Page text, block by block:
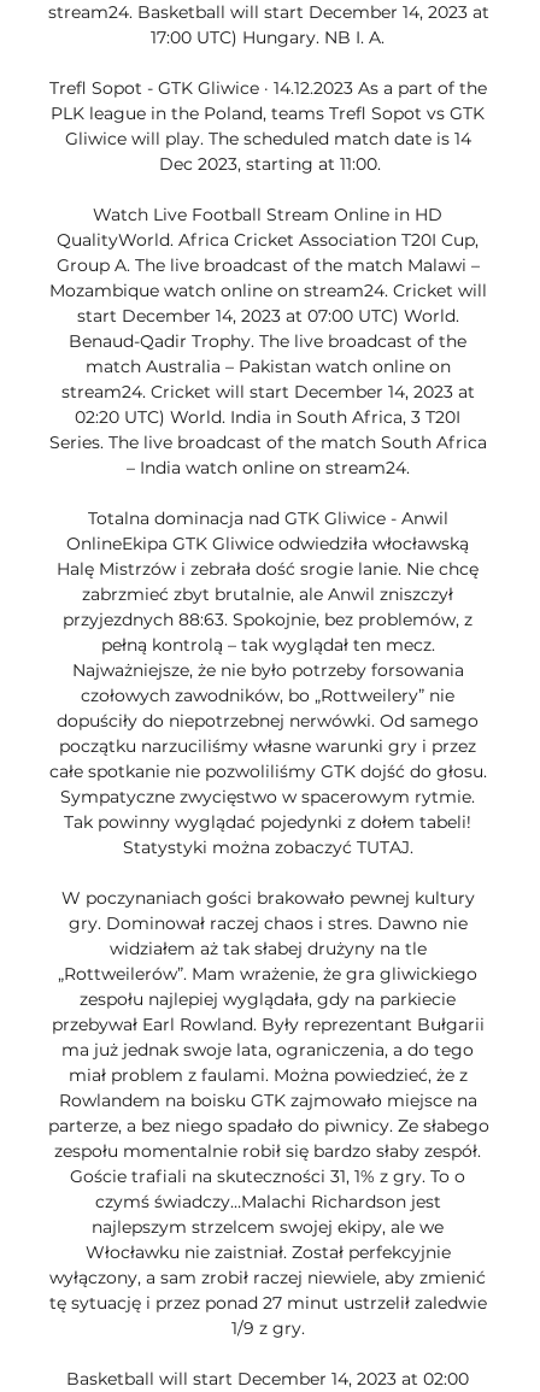
stream24. Basketball will start December 14, 2023 at
17:00 UTC) Hungary. NB I. A.
Trefl Sopot - GTK Gliwice · 14.12.2023 As a part of the
PLK league in the Poland, teams Trefl Sopot vs GTK
Gliwice will play. The scheduled match date is 14
Dec 2023, starting at 11:00.
Watch Live Football Stream Online in HD
QualityWorld. Africa Cricket Association T20I Cup,
Group A. The live broadcast of the match Malawi –
Mozambique watch online on stream24. Cricket will
start December 14, 2023 at 07:00 UTC) World.
Benaud-Qadir Trophy. The live broadcast of the
match Australia – Pakistan watch online on
stream24. Cricket will start December 14, 2023 at
02:20 UTC) World. India in South Africa, 3 T20I
Series. The live broadcast of the match South Africa
– India watch online on stream24.
Totalna dominacja nad GTK Gliwice - Anwil
OnlineEkipa GTK Gliwice odwiedziła włocławską
Halę Mistrzów i zebrała dość srogie lanie. Nie chcę
zabrzmieć zbyt brutalnie, ale Anwil zniszczył
przyjezdnych 88:63. Spokojnie, bez problemów, z
pełną kontrolą – tak wyglądał ten mecz.
Najważniejsze, że nie było potrzeby forsowania
czołowych zawodników, bo „Rottweilery” nie
dopuściły do niepotrzebnej nerwówki. Od samego
początku narzuciliśmy własne warunki gry i przez
całe spotkanie nie pozwoliliśmy GTK dojść do głosu.
Sympatyczne zwycięstwo w spacerowym rytmie.
Tak powinny wyglądać pojedynki z dołem tabeli!
Statystyki można zobaczyć TUTAJ.
W poczynaniach gości brakowało pewnej kultury
gry. Dominował raczej chaos i stres. Dawno nie
widziałem aż tak słabej drużyny na tle
„Rottweilerów”. Mam wrażenie, że gra gliwickiego
zespołu najlepiej wyglądała, gdy na parkiecie
przebywał Earl Rowland. Były reprezentant Bułgarii
ma już jednak swoje lata, ograniczenia, a do tego
miał problem z faulami. Można powiedzieć, że z
Rowlandem na boisku GTK zajmowało miejsce na
parterze, a bez niego spadało do piwnicy. Ze słabego
zespołu momentalnie robił się bardzo słaby zespół.
Goście trafiali na skuteczności 31, 1% z gry. To o
czymś świadczy…Malachi Richardson jest
najlepszym strzelcem swojej ekipy, ale we
Włocławku nie zaistniał. Został perfekcyjnie
wyłączony, a sam zrobił raczej niewiele, aby zmienić
tę sytuację i przez ponad 27 minut ustrzelił zaledwie
1/9 z gry.
Basketball will start December 14, 2023 at 02:00